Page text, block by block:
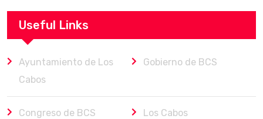
Useful Links
Ayuntamiento de Los
Cabos
Gobierno de BCS
Congreso de BCS Los Cabos